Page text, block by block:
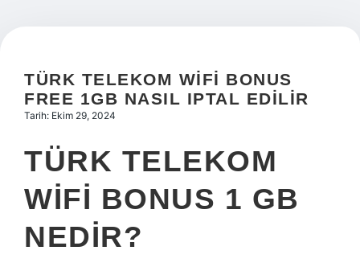
Hakkımızda
TÜRK TELEKOM WIFI BONUS
FREE 1GB NASIL IPTAL EDILIR
Tarih: Ekim 29, 2024
TÜRK TELEKOM
WIFI BONUS 1 GB
NEDIR?